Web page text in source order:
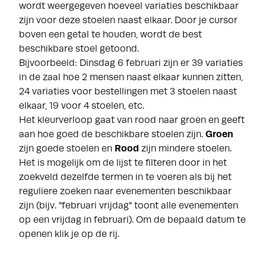
wordt weergegeven hoeveel variaties beschikbaar
zijn voor deze stoelen naast elkaar. Door je cursor
boven een getal te houden, wordt de best
beschikbare stoel getoond.
Bijvoorbeeld: Dinsdag 6 februari zijn er 39 variaties
in de zaal hoe 2 mensen naast elkaar kunnen zitten,
24 variaties voor bestellingen met 3 stoelen naast
elkaar, 19 voor 4 stoelen, etc.
Het kleurverloop gaat van rood naar groen en geeft
aan hoe goed de beschikbare stoelen zijn. Groen
zijn goede stoelen en Rood zijn mindere stoelen.
Het is mogelijk om de lijst te filteren door in het
zoekveld dezelfde termen in te voeren als bij het
reguliere zoeken naar evenementen beschikbaar
zijn (bijv. "februari vrijdag" toont alle evenementen
op een vrijdag in februari). Om de bepaald datum te
openen klik je op de rij.